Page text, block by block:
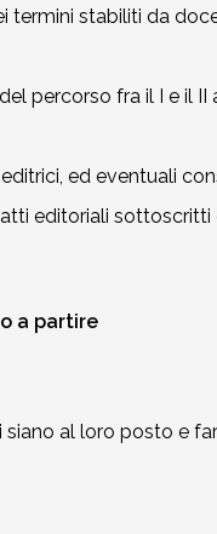
termini stabiliti da
percorso fra il I e il II
ed eventuali
editoriali sottoscritti
a partire
al loro posto e